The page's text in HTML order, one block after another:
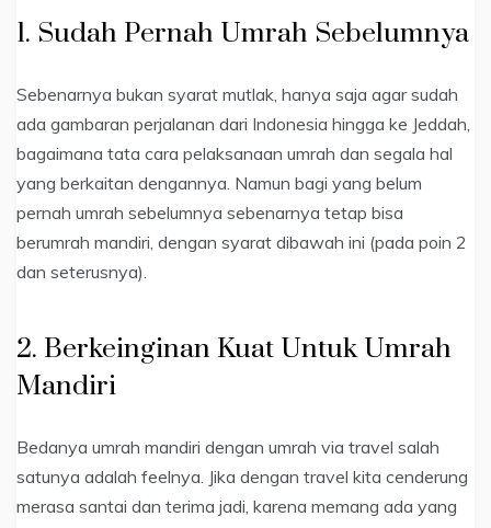
1. Sudah Pernah Umrah Sebelumnya
Sebenarnya bukan syarat mutlak, hanya saja agar sudah
ada gambaran perjalanan dari Indonesia hingga ke Jeddah,
bagaimana tata cara pelaksanaan umrah dan segala hal
yang berkaitan dengannya. Namun bagi yang belum
pernah umrah sebelumnya sebenarnya tetap bisa
berumrah mandiri, dengan syarat dibawah ini (pada poin 2
dan seterusnya).
2. Berkeinginan Kuat Untuk Umrah
Mandiri
Bedanya umrah mandiri dengan umrah via travel salah
satunya adalah feelnya. Jika dengan travel kita cenderung
merasa santai dan terima jadi, karena memang ada yang